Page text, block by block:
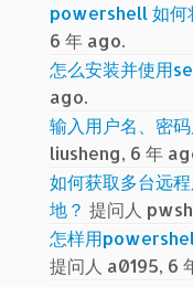
powershell 如何
6 年 ago.
怎么安装并使用
ago.
输入用户名、密
liusheng, 6 年
如何获取多台远
地？ 提问人
怎样用
提问人 a0195, 6